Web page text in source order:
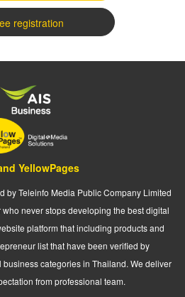
registration
YellowPages
by Teleinfo Media Public Company Limited
never stops developing the best digital
platform that including products and
list that have been verified by
categories in Thailand. We deliver
from professional team.